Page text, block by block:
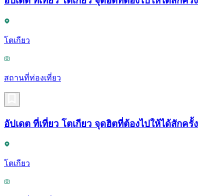
โตเกียว
สถานที่ท่องเที่ยว
อัปเดต ที่เที่ยว โตเกียว จุดฮิตที่ต้องไปให้ได้สักครั้ง
โตเกียว